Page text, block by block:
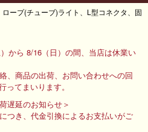
ープ(チューブ)ライト、L型コネクタ、固
から 8/16（日）の間、当店は休業い
、商品の出荷、お問い合わせへの回
ってまいります。
遅延のお知らせ＞
つき、代金引換によるお支払いがご